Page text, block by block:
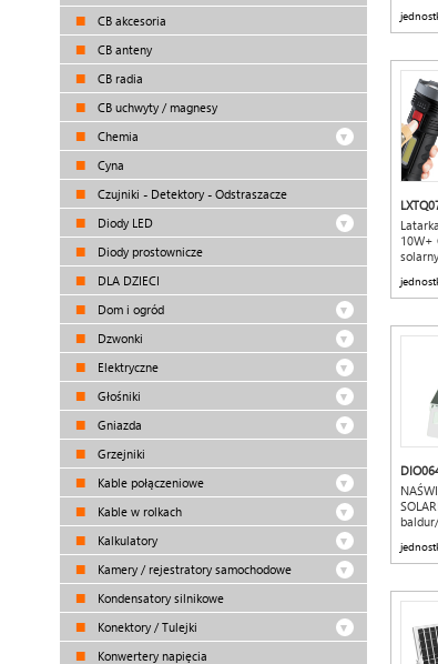
CB akcesoria
CB anteny
CB radia
CB uchwyty / magnesy
Chemia
Cyna
Czujniki - Detektory - Odstraszacze
Diody LED
Diody prostownicze
DLA DZIECI
Dom i ogród
Dzwonki
Elektryczne
Głośniki
Gniazda
Grzejniki
Kable połączeniowe
Kable w rolkach
Kalkulatory
Kamery / rejestratory samochodowe
Kondensatory silnikowe
Konektory / Tulejki
Konwertery napięcia
10W+